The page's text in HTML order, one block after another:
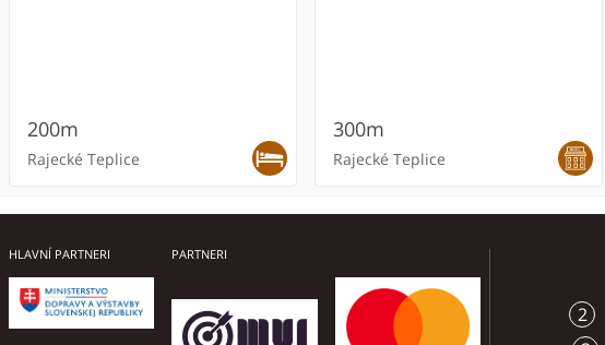
200m
Rajecké Teplice
300m
Rajecké Teplice
HLAVNÍ PARTNERI PARTNERI